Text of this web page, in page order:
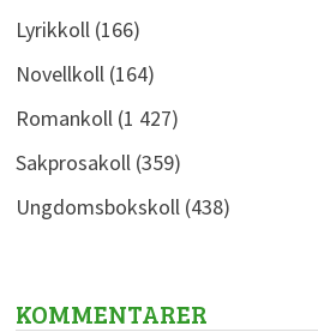
Lyrikkoll (166)
Novellkoll (164)
Romankoll (1 427)
Sakprosakoll (359)
Ungdomsbokskoll (438)
KOMMENTARER